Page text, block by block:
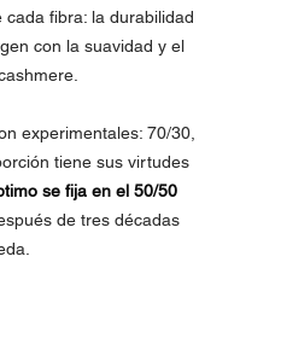
fibra: la durabilidad
con la suavidad y el
experimentales: 70/30,
tiene sus virtudes
se fija en el 50/50
de tres décadas